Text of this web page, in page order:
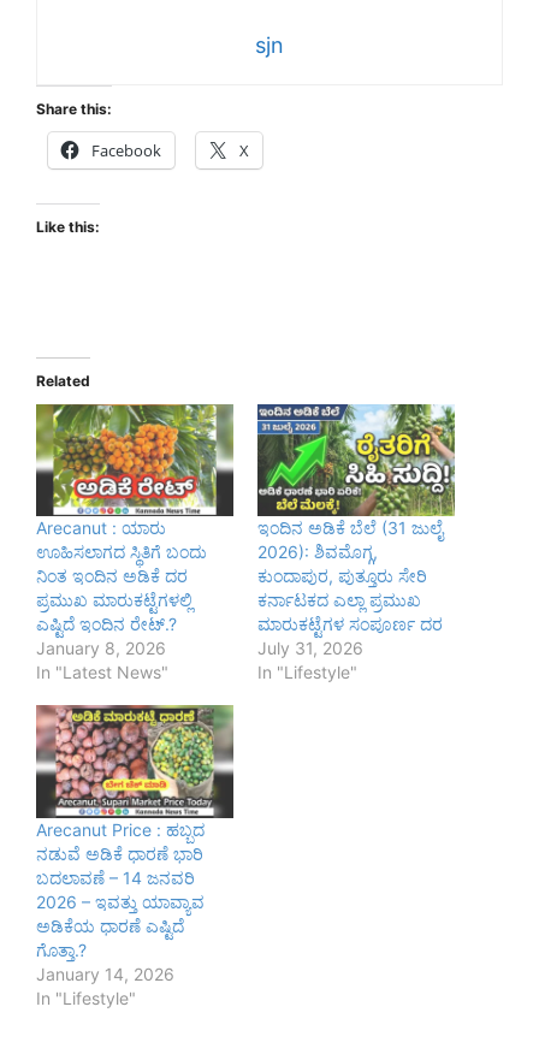
sjn
Share this:
Facebook X
Like this:
Related
Arecanut : ಯಾರು
ಊಹಿಸಲಾಗದ ಸ್ಥಿತಿಗೆ ಬಂದು
ನಿಂತ ಇಂದಿನ ಅಡಿಕೆ ದರ
ಪ್ರಮುಖ ಮಾರುಕಟ್ಟೆಗಳಲ್ಲಿ
ಎಷ್ಟಿದೆ ಇಂದಿನ ರೇಟ್.?
January 8, 2026
In "Latest News"
ಇಂದಿನ ಅಡಿಕೆ ಬೆಲೆ (31 ಜುಲೈ
2026): ಶಿವಮೊಗ್ಗ,
ಕುಂದಾಪುರ, ಪುತ್ತೂರು ಸೇರಿ
ಕರ್ನಾಟಕದ ಎಲ್ಲಾ ಪ್ರಮುಖ
ಮಾರುಕಟ್ಟೆಗಳ ಸಂಪೂರ್ಣ ದರ
July 31, 2026
In "Lifestyle"
Arecanut Price : ಹಬ್ಬದ
ನಡುವೆ ಅಡಿಕೆ ಧಾರಣೆ ಭಾರಿ
ಬದಲಾವಣೆ – 14 ಜನವರಿ
2026 – ಇವತ್ತು ಯಾವ್ಯಾವ
ಅಡಿಕೆಯ ಧಾರಣೆ ಎಷ್ಟಿದೆ
ಗೊತ್ತಾ.?
January 14, 2026
In "Lifestyle"